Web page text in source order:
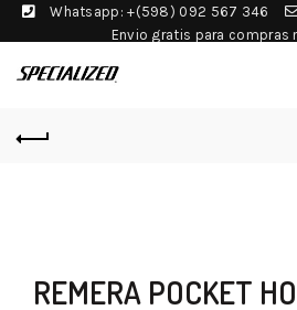
Whatsapp: +(598) 092 567 346
Envio gratis para compras
REMERA POCKET